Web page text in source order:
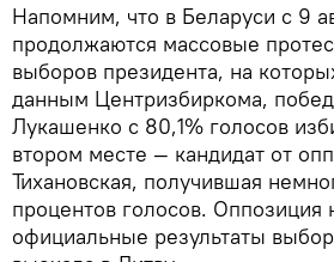
Напомним, что в Беларуси с 9
продолжаются массовые
выборов президента, на
данным Центризбиркома,
Лукашенко с 80,1% голосов
втором месте — кандидат от
Тихановская, получившая
процентов голосов. Оппозиция
официальные результаты